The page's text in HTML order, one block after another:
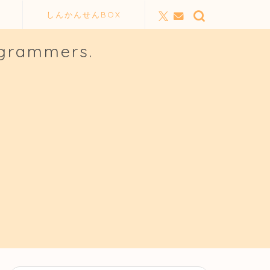
しんかんせんBOX